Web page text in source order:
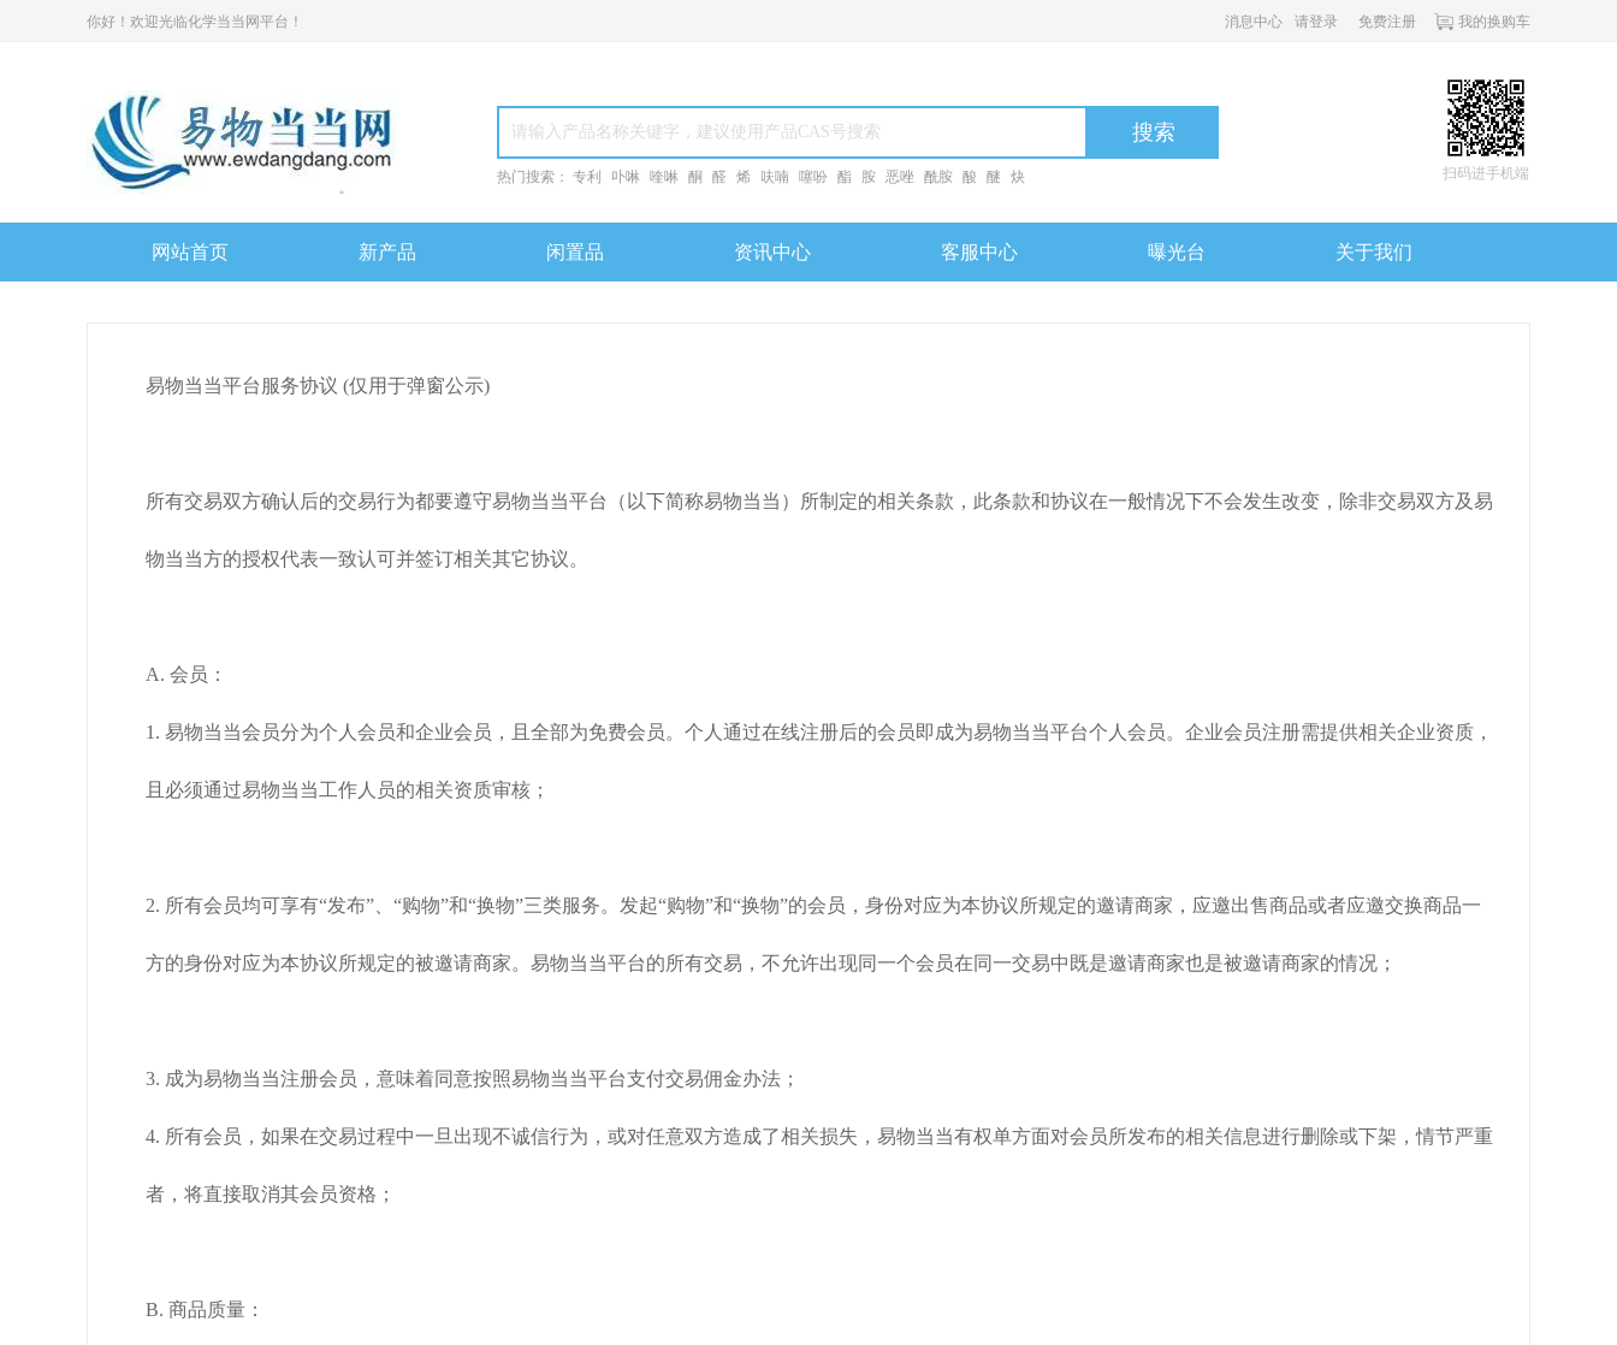
你好！欢迎光临化学当当网平台！ 请登录 免费注册 我的换购车
消息中心
搜索
热门搜索： 专利 卟啉 喹啉 酮 醛 烯 呋喃 噻吩 酯 胺 恶唑 酰胺 酸 醚 炔 扫码进手机端
网站首页 新产品 闲置品 资讯中心 客服中心 曝光台 关于我们
易物当当平台服务协议 (仅用于弹窗公示)
所有交易双方确认后的交易行为都要遵守易物当当平台（以下简称易物当当）所制定的相关条款，此条款和协议在一般情况下不会发生改变，除非交易双方及易
物当当方的授权代表一致认可并签订相关其它协议。
A. 会员：
1. 易物当当会员分为个人会员和企业会员，且全部为免费会员。个人通过在线注册后的会员即成为易物当当平台个人会员。企业会员注册需提供相关企业资质，
且必须通过易物当当工作人员的相关资质审核；
2. 所有会员均可享有“发布”、“购物”和“换物”三类服务。发起“购物”和“换物”的会员，身份对应为本协议所规定的邀请商家，应邀出售商品或者应邀交换商品一
方的身份对应为本协议所规定的被邀请商家。易物当当平台的所有交易，不允许出现同一个会员在同一交易中既是邀请商家也是被邀请商家的情况；
3. 成为易物当当注册会员，意味着同意按照易物当当平台支付交易佣金办法；
4. 所有会员，如果在交易过程中一旦出现不诚信行为，或对任意双方造成了相关损失，易物当当有权单方面对会员所发布的相关信息进行删除或下架，情节严重
者，将直接取消其会员资格；
B. 商品质量：